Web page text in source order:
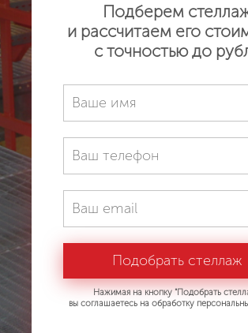
Подберем
и рассчитаем его
с точностью до
Нажимая на кнопку "Подобрать
вы соглашаетесь на обработку